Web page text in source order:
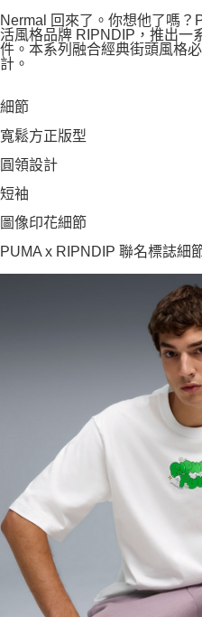
Nermal 回來了。你想他了嗎？
活風格品牌 RIPNDIP，推出一
件。本系列融合經典街頭風格
計。
細節
寬鬆方正版型
圓領設計
短袖
圖像印花細節
PUMA x RIPNDIP 聯名標誌細